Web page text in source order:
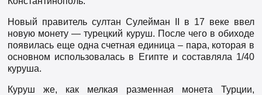
Новый правитель султан Сулейман II в 17 веке ввел
новую монету — турецкий куруш. После чего в обиходе
появилась еще одна счетная единица – пара, которая в
основном использовалась в Египте и составляла 1/40
куруша.
Куруш же, как мелкая разменная монета Турции,